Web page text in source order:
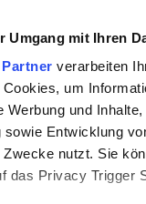
Umgang mit Ihren
Partner verarbeiten
um
Werbung und
Entwicklung
nutzt. Sie
das Privacy Trigger
-Politik-
auf